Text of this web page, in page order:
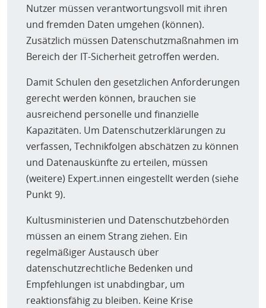
Nutzer müssen verantwortungsvoll mit ihren
und fremden Daten umgehen (können).
Zusätzlich müssen Datenschutzmaßnahmen im
Bereich der IT-Sicherheit getroffen werden.
Damit Schulen den gesetzlichen Anforderungen
gerecht werden können, brauchen sie
ausreichend personelle und finanzielle
Kapazitäten. Um Datenschutzerklärungen zu
verfassen, Technikfolgen abschätzen zu können
und Datenauskünfte zu erteilen, müssen
(weitere) Expert.innen eingestellt werden (siehe
Punkt 9).
Kultusministerien und Datenschutzbehörden
müssen an einem Strang ziehen. Ein
regelmäßiger Austausch über
datenschutzrechtliche Bedenken und
Empfehlungen ist unabdingbar, um
reaktionsfähig zu bleiben. Keine Krise